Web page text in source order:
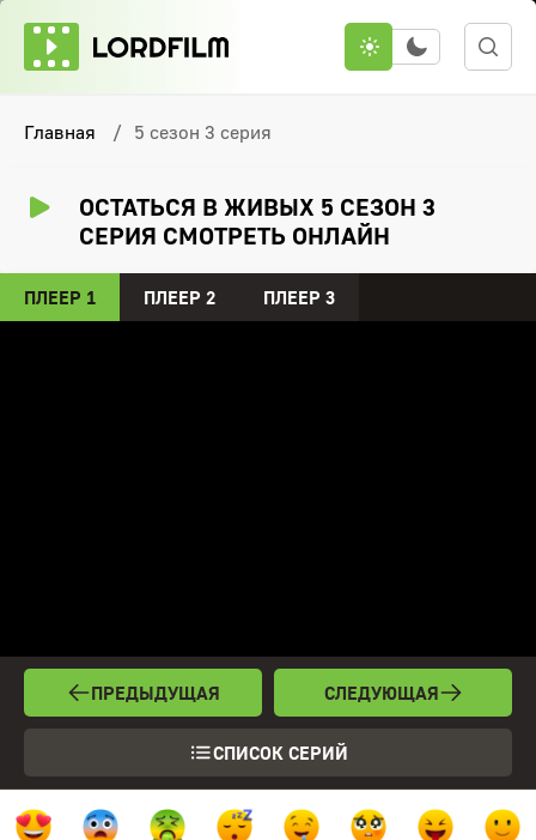
Главная 5 сезон 3 серия
ОСТАТЬСЯ В ЖИВЫХ 5 СЕЗОН 3
СЕРИЯ СМОТРЕТЬ ОНЛАЙН
ПЛЕЕР 1 ПЛЕЕР 2 ПЛЕЕР 3
ПРЕДЫДУЩАЯ
СПИСОК СЕРИЙ
СЛЕДУЮЩАЯ